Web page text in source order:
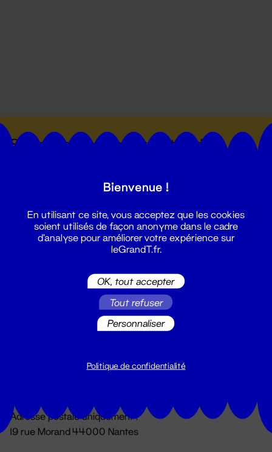
Suivez toutes les actualités du
Du lundi au vendredi 14h → 18h
Adresse postale uniquement :
19 rue Morand 44000 Nantes
Bienvenue !
En utilisant ce site, vous acceptez que les cookies
soient utilisés de façon anonyme dans le cadre
d'analyse pour améliorer votre expérience sur
leGrandT.fr.
OK, tout accepter
Tout refuser
Personnaliser
Politique de confidentialité